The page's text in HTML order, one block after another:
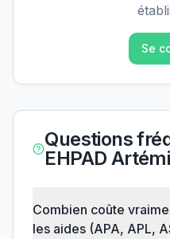
Se
Questions
EHPAD
Combien coûte
les aides (APA, APL,